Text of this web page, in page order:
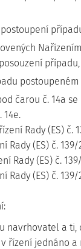
případu,
postoupeném
čarou č. 14a
14e.
Rady (ES) č.
Rady (ES) č. 139/
Rady (ES) č.
Rady (ES) č. 139/
navrhovatel a ti,
řízení jednáno a